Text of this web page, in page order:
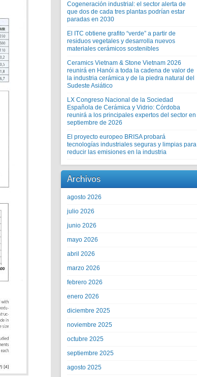
Cogeneración industrial: el sector alerta de
que dos de cada tres plantas podrían estar
paradas en 2030
El ITC obtiene grafito “verde” a partir de
residuos vegetales y desarrolla nuevos
materiales cerámicos sostenibles
Ceramics Vietnam & Stone Vietnam 2026
reunirá en Hanói a toda la cadena de valor de
la industria cerámica y de la piedra natural del
Sudeste Asiático
LX Congreso Nacional de la Sociedad
Española de Cerámica y Vidrio: Córdoba
reunirá a los principales expertos del sector en
septiembre de 2026
El proyecto europeo BRISA probará
tecnologías industriales seguras y limpias para
reducir las emisiones en la industria
Archivos
agosto 2026
julio 2026
junio 2026
mayo 2026
abril 2026
marzo 2026
febrero 2026
enero 2026
diciembre 2025
noviembre 2025
octubre 2025
septiembre 2025
agosto 2025